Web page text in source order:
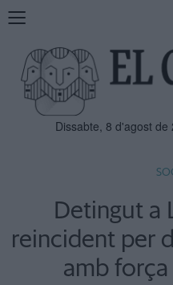
Mostra
navegació
Dissabte, 8 d'agost de
Detingut a
reincident per
amb